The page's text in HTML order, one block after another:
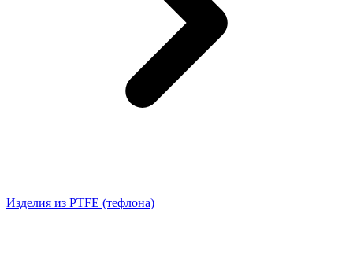
Изделия из PTFE (тефлона)